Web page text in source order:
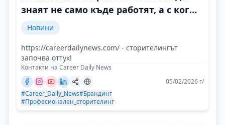
знаят не само къде работят, а с кого
и защо
Новини
https://careerdailynews.com/ - сторителингът
започва оттук!
Контакти на Career Daily News
05/02/2026 г/
#Career_Daily_News#Брандинг
#Професионален_сторителинг